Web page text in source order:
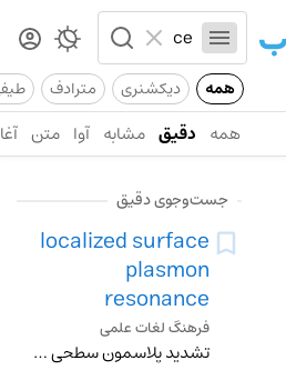
همه دیکشنری مترادف
همه دقیق مشابه آوا متن
جست‌وجوی دقیق
localized surface
plasmon
resonance
فرهنگ لغات علمی
تشدید پلاسمون سطحی جایگزیده